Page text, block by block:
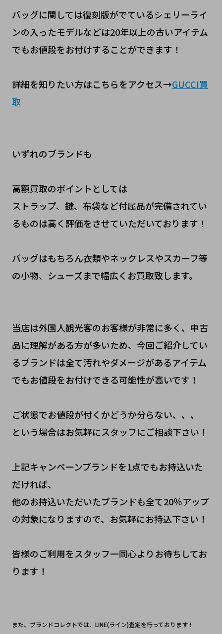
バッグに関しては復刻版がでているシェリーライ
ンの入ったモデルなどは20年以上の古いアイテム
でもお値段をお付けすることができます！
詳細を知りたい方はこちらをアクセス→GUCCI買
取
いずれのブランドも
高額買取のポイントとしては
ストラップ、鍵、布袋など付属品が完備されてい
るものは高く評価をさせていただいております！
バッグはもちろん衣類やネックレスやスカーフ等
の小物、シューズまで幅広くお買取致します。
当店は外国人観光客のお客様が非常に多く、中古
品に理解がある方が多いため、今回ご紹介してい
るブランドは全て汚れやダメージがあるアイテム
でもお値段をお付けできる可能性が高いです！
ご状態でお値段が付くかどうか分らない、、、
という場合はお気軽にスタッフにご相談下さい！
上記キャンペーンブランドを1点でもお持込いた
だければ、
他のお持込いただいたブランドも全て20％アップ
の対象になりますので、お気軽にお持込下さい！
皆様のご利用をスタッフ一同心よりお待ちしてお
ります！
また、ブランドコレクトでは、LINE(ライン)査定を行っております！